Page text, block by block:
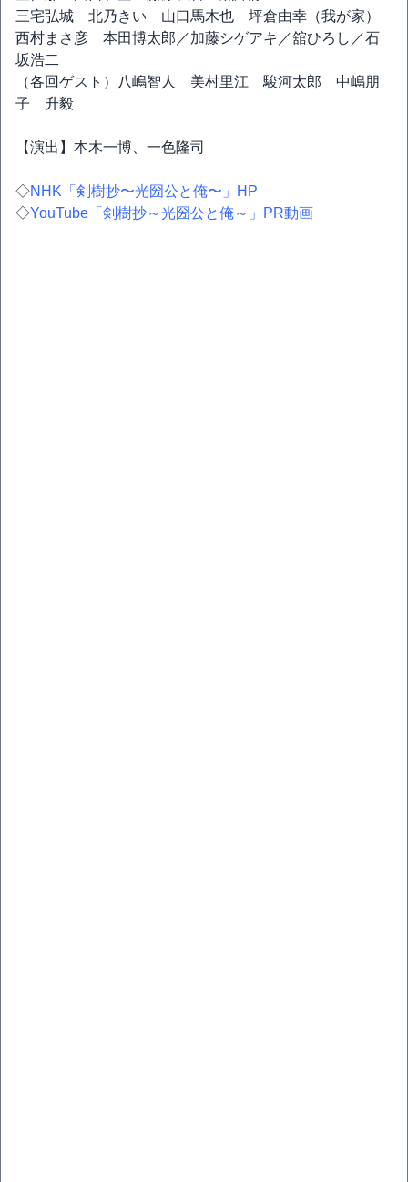
三宅弘城 北乃きい 山口馬木也 坪倉由幸（我が家）
西村まさ彦 本田博太郎／加藤シゲアキ／舘ひろし／石
坂浩二
（各回ゲスト）八嶋智人 美村里江 駿河太郎 中嶋朋
子 升毅
【演出】本木一博、一色隆司
◇NHK「剣樹抄〜光圀公と俺〜」HP
◇YouTube「剣樹抄～光圀公と俺～」PR動画